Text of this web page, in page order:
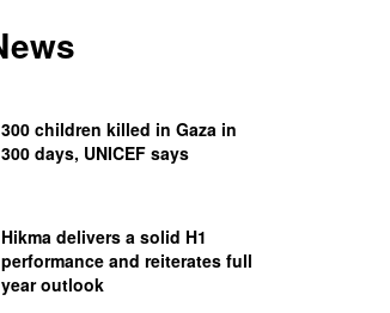
300 children killed in Gaza in
300 days, UNICEF says
Hikma delivers a solid H1
performance and reiterates full
year outlook